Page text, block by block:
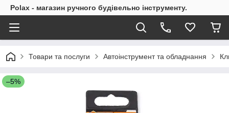
Polax - магазин ручного будівельно інструменту.
Товари та послуги Автоінструмент та обладнання
–5%